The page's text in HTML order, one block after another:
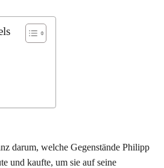
darum, welche Gegenstände Philipp
und kaufte, um sie auf seine